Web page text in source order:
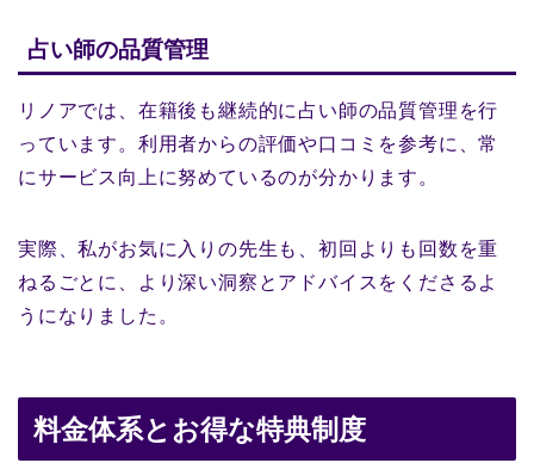
占い師の品質管理
リノアでは、在籍後も継続的に占い師の品質管理を行
っています。利用者からの評価や口コミを参考に、常
にサービス向上に努めているのが分かります。
実際、私がお気に入りの先生も、初回よりも回数を重
ねるごとに、より深い洞察とアドバイスをくださるよ
うになりました。
料金体系とお得な特典制度